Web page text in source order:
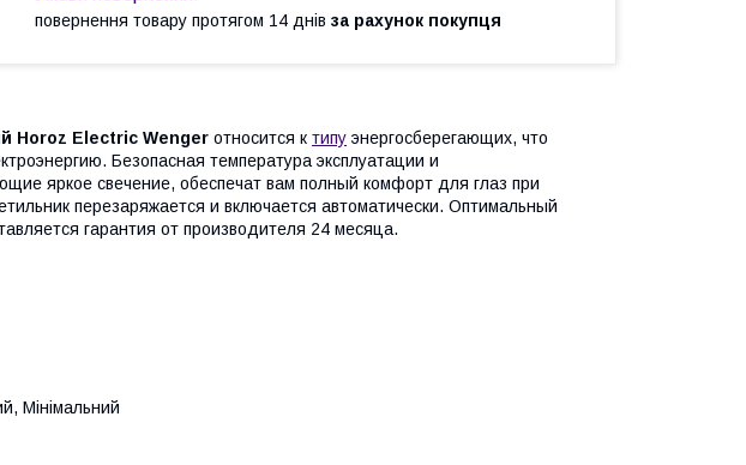
повернення товару протягом 14 днів за рахунок покупця
Horoz Electric Wenger относится к типу энергосберегающих, что
Безопасная температура эксплуатации и
яркое свечение, обеспечат вам полный комфорт для глаз при
перезаряжается и включается автоматически. Оптимальный
гарантия от производителя 24 месяца.
Мінімальний